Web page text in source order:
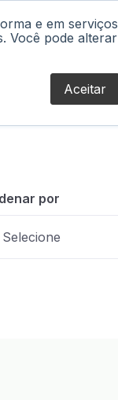
e em serviços
Você pode alterar
Aceitar
por
Selecione